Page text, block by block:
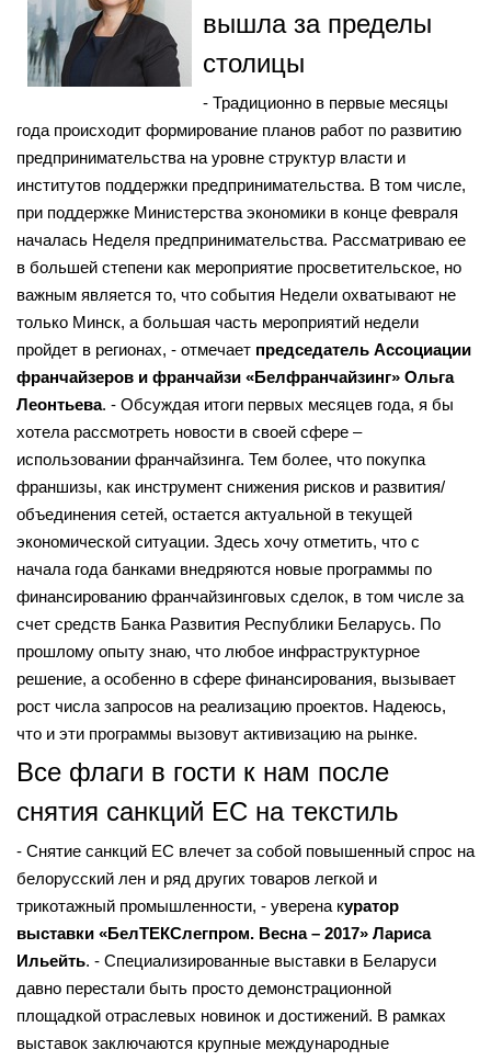
вышла за пределы
столицы
- Традиционно в первые месяцы
года происходит формирование планов работ по развитию
предпринимательства на уровне структур власти и
институтов поддержки предпринимательства. В том числе,
при поддержке Министерства экономики в конце февраля
началась Неделя предпринимательства. Рассматриваю ее
в большей степени как мероприятие просветительское, но
важным является то, что события Недели охватывают не
только Минск, а большая часть мероприятий недели
пройдет в регионах, - отмечает председатель Ассоциации
франчайзеров и франчайзи «Белфранчайзинг» Ольга
Леонтьева. - Обсуждая итоги первых месяцев года, я бы
хотела рассмотреть новости в своей сфере –
использовании франчайзинга. Тем более, что покупка
франшизы, как инструмент снижения рисков и развития/
объединения сетей, остается актуальной в текущей
экономической ситуации. Здесь хочу отметить, что с
начала года банками внедряются новые программы по
финансированию франчайзинговых сделок, в том числе за
счет средств Банка Развития Республики Беларусь. По
прошлому опыту знаю, что любое инфраструктурное
решение, а особенно в сфере финансирования, вызывает
рост числа запросов на реализацию проектов. Надеюсь,
что и эти программы вызовут активизацию на рынке.
Все флаги в гости к нам после
снятия санкций ЕС на текстиль
- Снятие санкций ЕС влечет за собой повышенный спрос на
белорусский лен и ряд других товаров легкой и
трикотажный промышленности, - уверена куратор
выставки «БелТЕКСлегпром. Весна – 2017» Лариса
Ильейть. - Специализированные выставки в Беларуси
давно перестали быть просто демонстрационной
площадкой отраслевых новинок и достижений. В рамках
выставок заключаются крупные международные